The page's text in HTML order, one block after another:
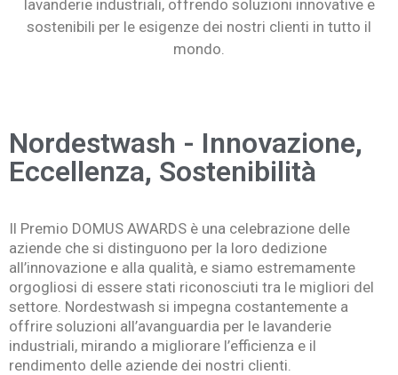
lavanderie industriali, offrendo soluzioni innovative e
sostenibili per le esigenze dei nostri clienti in tutto il
mondo.
Nordestwash - Innovazione,
Eccellenza, Sostenibilità
Il Premio DOMUS AWARDS è una celebrazione delle
aziende che si distinguono per la loro dedizione
all’innovazione e alla qualità, e siamo estremamente
orgogliosi di essere stati riconosciuti tra le migliori del
settore. Nordestwash si impegna costantemente a
offrire soluzioni all’avanguardia per le lavanderie
industriali, mirando a migliorare l’efficienza e il
rendimento delle aziende dei nostri clienti.